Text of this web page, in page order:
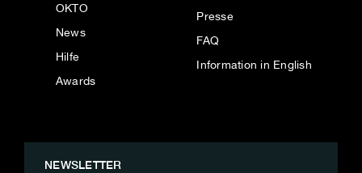
OKTO
News
Hilfe
Awards
Presse
FAQ
Information in English
NEWSLETTER